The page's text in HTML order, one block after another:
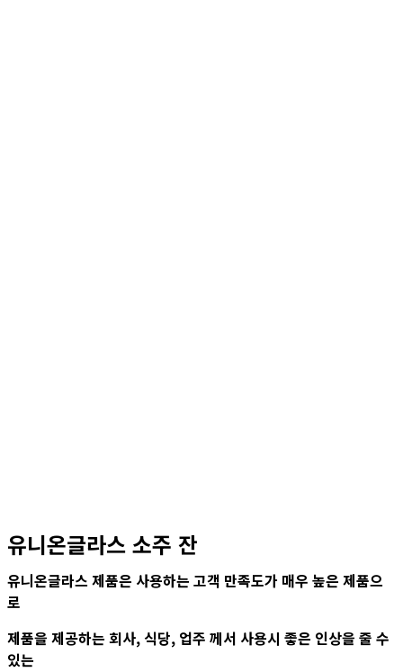
유니온글라스 소주 잔
유니온글라스 제품은 사용하는 고객 만족도가 매우 높은 제품으
로
제품을 제공하는 회사, 식당, 업주 께서 사용시 좋은 인상을 줄 수
있는